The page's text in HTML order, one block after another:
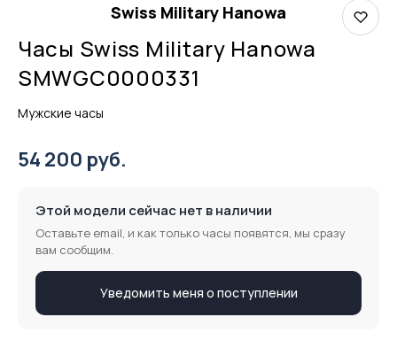
Swiss Military Hanowa
Часы Swiss Military Hanowa
SMWGC0000331
Мужские часы
54 200 руб.
Этой модели сейчас нет в наличии
Оставьте email, и как только часы появятся, мы сразу
вам сообщим.
Уведомить меня о поступлении